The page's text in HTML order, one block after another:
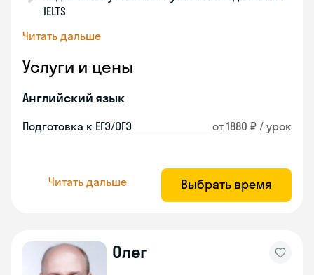
IELTS
Читать дальше
Услуги и цены
Английский язык
Подготовка к ЕГЭ/ОГЭ от 1880 ₽ / урок
Читать дальше Выбрать время
Олег